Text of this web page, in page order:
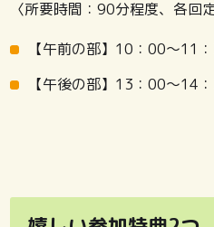
〈所要時間：90分程度、各回
【午前の部】10：00～11
【午後の部】13：00～14